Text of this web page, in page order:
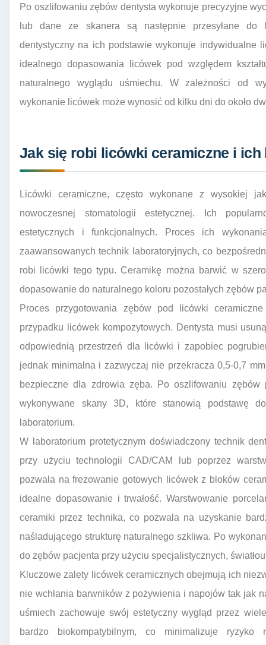
Po oszlifowaniu zębów dentysta wykonuje precyzyjne
lub dane ze skanera są następnie przesyłane do
dentystyczny na ich podstawie wykonuje indywidualne
idealnego dopasowania licówek pod względem
naturalnego wyglądu uśmiechu. W zależności od
wykonanie licówek może wynosić od kilku dni do około
Jak się robi licówki ceramiczne i ich
Licówki ceramiczne, często wykonane z wysokiej
nowoczesnej stomatologii estetycznej. Ich
estetycznych i funkcjonalnych. Proces ich
zaawansowanych technik laboratoryjnych, co
robi licówki tego typu. Ceramikę można barwić w
dopasowanie do naturalnego koloru pozostałych zębów
Proces przygotowania zębów pod licówki
przypadku licówek kompozytowych. Dentysta musi
odpowiednią przestrzeń dla licówki i zapobiec
jednak minimalna i zazwyczaj nie przekracza 0,5-0,7
bezpieczne dla zdrowia zęba. Po oszlifowaniu
wykonywane skany 3D, które stanowią podstawę
laboratorium.
W laboratorium protetycznym doświadczony technik
przy użyciu technologii CAD/CAM lub poprzez
pozwala na frezowanie gotowych licówek z bloków
idealne dopasowanie i trwałość. Warstwowanie
ceramiki przez technika, co pozwala na uzyskanie
naśladującego strukturę naturalnego szkliwa. Po
do zębów pacjenta przy użyciu specjalistycznych,
Kluczowe zalety licówek ceramicznych obejmują ich
nie wchłania barwników z pożywienia i napojów tak jak
uśmiech zachowuje swój estetyczny wygląd przez
bardzo biokompatybilnym, co minimalizuje ryzyko